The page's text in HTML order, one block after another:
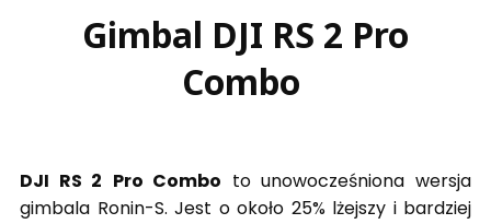
Gimbal DJI RS 2 Pro
Combo
DJI RS 2 Pro Combo to unowocześniona wersja
gimbala Ronin-S. Jest o około 25% lżejszy i bardziej